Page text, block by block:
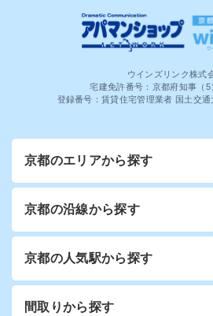
ウインズリンク株式
宅建免許番号：京都府知事（5
登録番号：賃貸住宅管理業者 国土交
京都のエリアから探す
京都の沿線から探す
京都の人気駅から探す
間取りから探す